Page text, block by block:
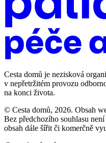
Cesta domů je nezisková
v nepřetržitém provozu
na konci života.
© Cesta domů, 2026. Obsah
Bez předchozího souhlasu
obsah dále šířit či komerčně